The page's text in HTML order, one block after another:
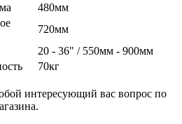
480мм
720мм
20 ‐ 36" / 550мм ‐ 900мм
70кг
интересующий вас вопрос по